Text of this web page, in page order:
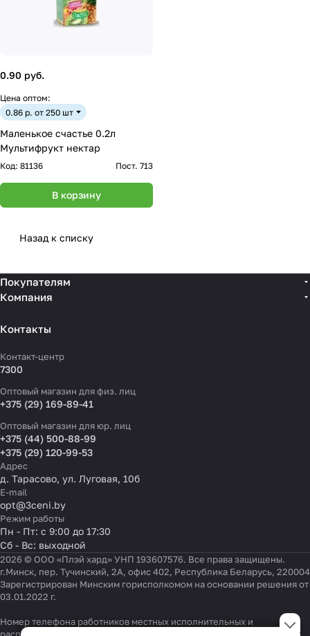
0.90 руб.
Цена оптом:
0.86 р. от 250 шт
Маленькое счастье 0.2л
Мультифрукт нектар
Код: 81136 Пост. 713
В корзину
Назад к списку
Покупателям
Компания
Контакты
Контакт-центр
7300
Оптовый магазин для физ. лиц
+375 (29) 169-89-41
Оптовый магазин для юр. лиц
+375 (44) 500-88-99
+375 (29) 120-99-53
Адрес
д. Тарасово, ул. Луговая, 10б
E-mail
opt@3ceni.by
Режим работы
Пн - Пт: с 9:00 до 17:30
Сб - Вс: выходной
2026 © ООО «Плэй хард» УНП 193607576. Все права защищены.
г.Минск, пер. Тучинский, 2А, офис 402, Республика Беларусь, 220004
Зарегистрирован Минским горисполкомом на основании решения от
03.01.2022 г.
Номер телефона работников местных исполнительных и